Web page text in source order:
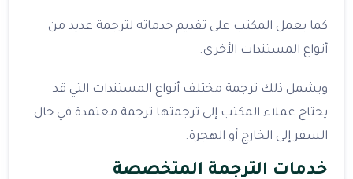
كما يعمل المكتب على تقديم خدماته لترجمة عديد من
أنواع المستندات الأخرى.
ويشمل ذلك ترجمة مختلف أنواع المستندات التي قد
يحتاج عملاء المكتب إلى ترجمتها ترجمة معتمدة في حال
السفر إلى الخارج أو الهجرة.
خدمات الترجمة المتخصصة